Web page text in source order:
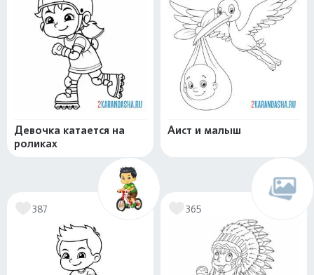
Девочка катается на
роликах
Аист и малыш
387 365